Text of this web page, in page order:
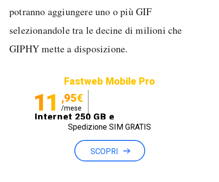
potranno aggiungere uno o più GIF
selezionandole tra le decine di milioni che
GIPHY mette a disposizione.
Fastweb Mobile Pro
11 ,95€
/mese
Internet 250 GB e
Minuti illimitati
Spedizione SIM GRATIS
SCOPRI